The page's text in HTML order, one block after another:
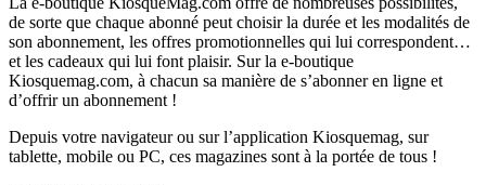
de sorte que chaque abonné peut choisir la durée et les modalités de
son abonnement, les offres promotionnelles qui lui correspondent…
et les cadeaux qui lui font plaisir. Sur la e-boutique
Kiosquemag.com, à chacun sa manière de s’abonner en ligne et
d’offrir un abonnement !
Depuis votre navigateur ou sur l’application Kiosquemag, sur
tablette, mobile ou PC, ces magazines sont à la portée de tous !